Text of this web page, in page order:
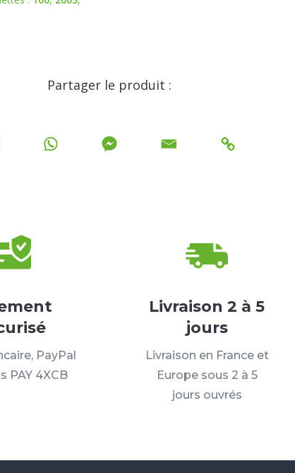
Partager le produit :
PayPal
PAY 4XCB
Livraison 2 à 5
jours
Livraison en France et
Europe sous 2 à 5
jours ouvrés